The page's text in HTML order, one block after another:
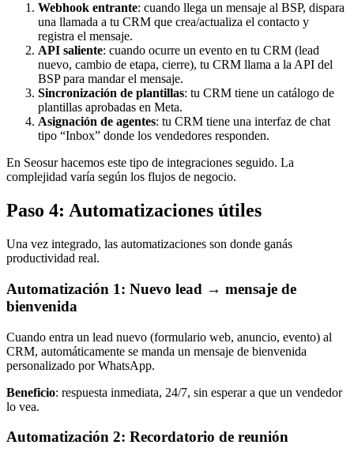
Webhook entrante: cuando llega un mensaje al BSP, dispara
una llamada a tu CRM que crea/actualiza el contacto y
registra el mensaje.
API saliente: cuando ocurre un evento en tu CRM (lead
nuevo, cambio de etapa, cierre), tu CRM llama a la API del
BSP para mandar el mensaje.
Sincronización de plantillas: tu CRM tiene un catálogo de
plantillas aprobadas en Meta.
Asignación de agentes: tu CRM tiene una interfaz de chat
tipo “Inbox” donde los vendedores responden.
En Seosur hacemos este tipo de integraciones seguido. La
complejidad varía según los flujos de negocio.
Paso 4: Automatizaciones útiles
Una vez integrado, las automatizaciones son donde ganás
productividad real.
Automatización 1: Nuevo lead → mensaje de
bienvenida
Cuando entra un lead nuevo (formulario web, anuncio, evento) al
CRM, automáticamente se manda un mensaje de bienvenida
personalizado por WhatsApp.
Beneficio: respuesta inmediata, 24/7, sin esperar a que un vendedor
lo vea.
Automatización 2: Recordatorio de reunión